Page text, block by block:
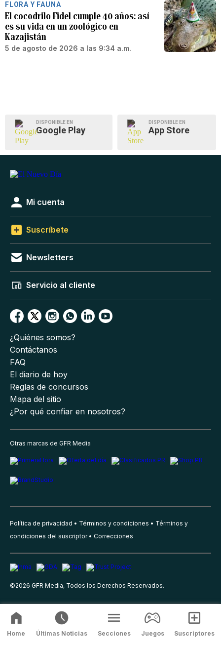
FLORA Y FAUNA
El cocodrilo Fidel cumple 40 años: así
es su vida en un zoológico en
Kazajistán
5 de agosto de 2026 a las 9:34 a.m.
DISPONIBLE EN
Google Play
DISPONIBLE EN
App Store
Mi cuenta
Suscríbete
Newsletters
Servicio al cliente
¿Quiénes somos?
Contáctanos
FAQ
El diario de hoy
Reglas de concursos
Mapa del sitio
¿Por qué confiar en nosotros?
Otras marcas de GFR Media
Política de privacidad Términos y condiciones
Términos y
condiciones del suscriptor
Correcciones
©2026 GFR Media, Todos los Derechos Reservados.
Home Últimas Noticias Secciones Juegos Suscriptores